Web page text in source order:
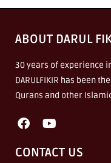
ABOUT DARUL
30 years of experience
DARULFIKIR has been
Qurans and other
CONTACT US